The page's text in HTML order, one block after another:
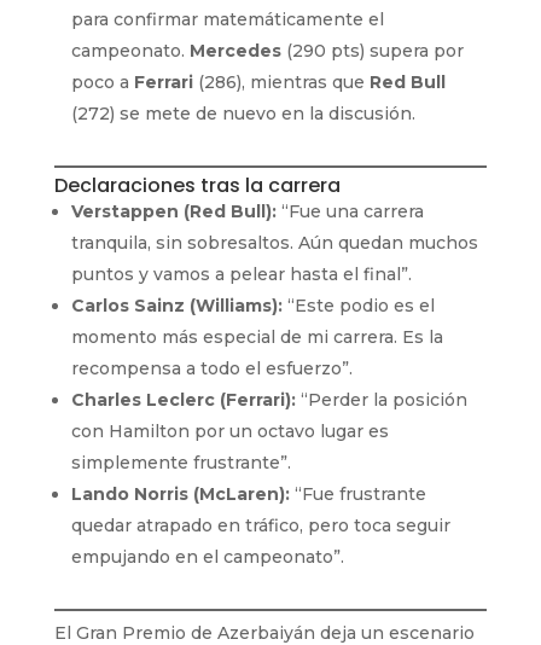
para confirmar matemáticamente el
campeonato. Mercedes(290 pts) supera por
poco a Ferrari(286), mientras que Red Bull
(272) se mete de nuevo en la discusión.
Declaraciones tras la carrera
Verstappen (Red Bull):“Fue una carrera
tranquila, sin sobresaltos. Aún quedan muchos
puntos y vamos a pelear hasta el final”.
Carlos Sainz (Williams):“Este podio es el
momento más especial de mi carrera. Es la
recompensa a todo el esfuerzo”.
Charles Leclerc (Ferrari):“Perder la posición
con Hamilton por un octavo lugar es
simplemente frustrante”.
Lando Norris (McLaren):“Fue frustrante
quedar atrapado en tráfico, pero toca seguir
empujando en el campeonato”.
El Gran Premio de Azerbaiyán deja un escenario